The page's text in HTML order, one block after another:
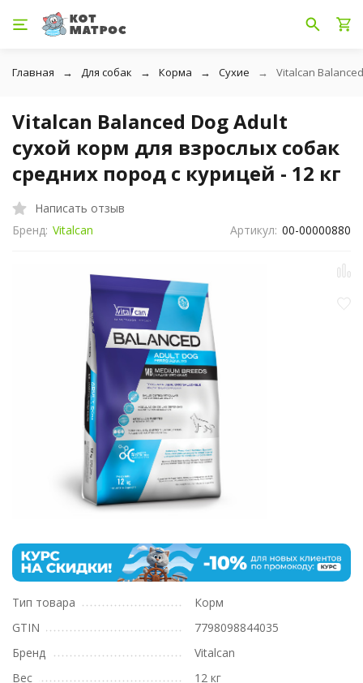
Главная Для собак Корма Сухие Vitalcan
Vitalcan Balanced Dog Adult
сухой корм для взрослых собак
средних пород с курицей - 12 кг
Написать отзыв
Бренд: Vitalcan Артикул: 00-00000880
Тип товара
Корм
GTIN
7798098844035
Бренд
Vitalcan
Вес
12 кг